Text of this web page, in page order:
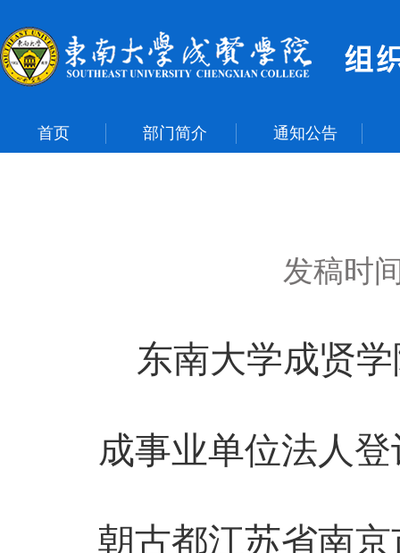
首页 部门简介 通知公告
发稿时
东南大学成贤
成事业单位法人
朝古都江苏省南